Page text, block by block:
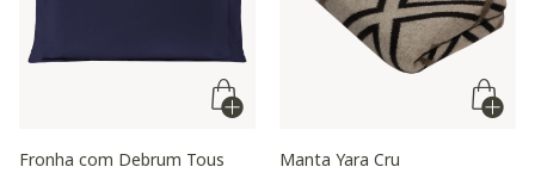
Fronha com Debrum Tous
Manta Yara Cru